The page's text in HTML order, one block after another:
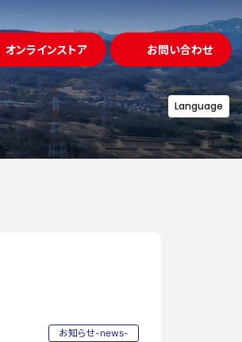
アクセス
「溶かして固める」鋳造
プロジェクト
募集要項
オンラインストア お問い合わせ
お知らせ-news-
Language